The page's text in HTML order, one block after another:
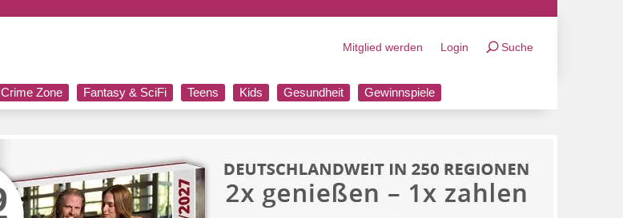
Mitglied werden Login Suche
Crime Zone Fantasy & SciFi Teens Kids Gesundheit Gewinnspiele